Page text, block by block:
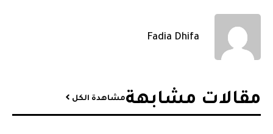
Fadia Dhifa
مقالات مشابهة​مشاهدة الكل